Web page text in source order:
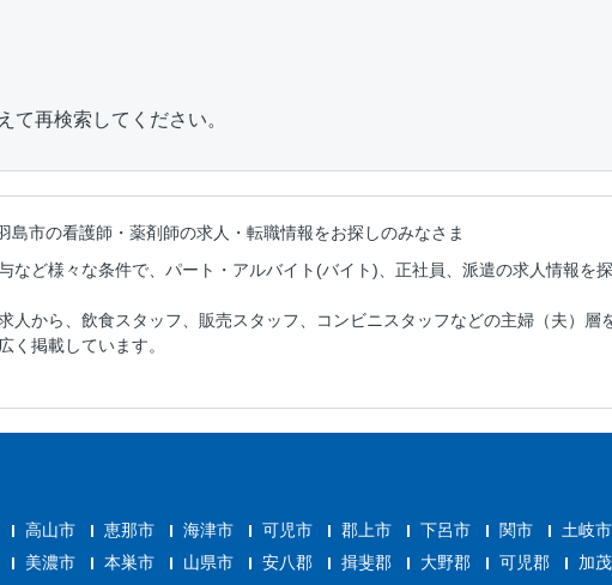
て再検索してください。
島市の看護師・薬剤師の求人・転職情報をお探しのみなさま
など様々な条件で、パート・アルバイト(バイト)、正社員、派遣の求人情報を
人から、飲食スタッフ、販売スタッフ、コンビニスタッフなどの主婦（夫）層
く掲載しています。
高山市 恵那市 海津市 可児市 郡上市 下呂市 関市 土岐市
美濃市 本巣市 山県市 安八郡 揖斐郡 大野郡 可児郡 加